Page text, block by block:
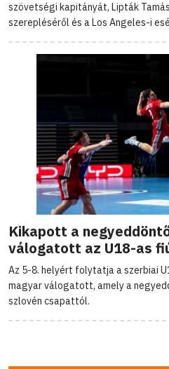
szövetségi kapitányát, Lipták
szerepléséről és a Los Angeles-i
Kikapott a
válogatott az U18-as
Az 5-8. helyért folytatja a szerbiai
magyar válogatott, amely a
szlovén csapattól.